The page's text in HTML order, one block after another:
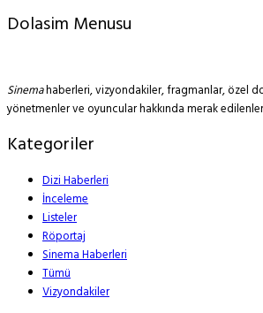
Dolasim Menusu
Sinemahaberleri, vizyondakiler, fragmanlar, özel
yönetmenler ve oyuncular hakkında merak
Kategoriler
Dizi Haberleri
İnceleme
Listeler
Röportaj
Sinema Haberleri
Tümü
Vizyondakiler